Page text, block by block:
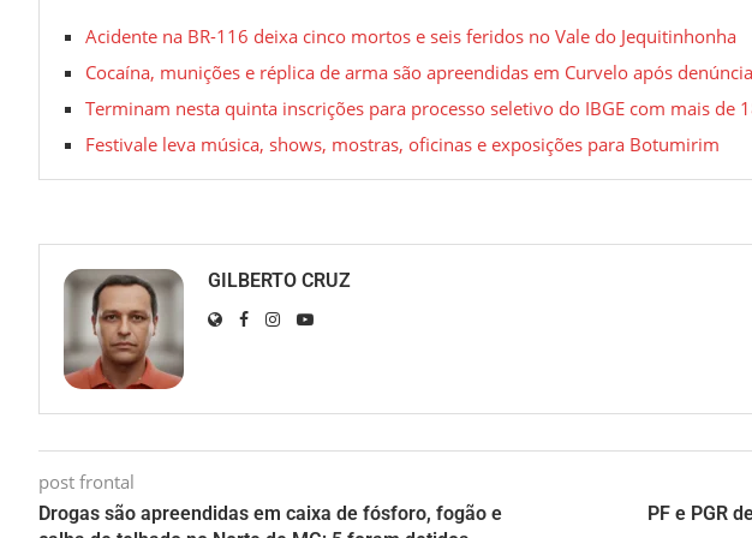
Acidente na BR-116 deixa cinco mortos e seis feridos no Vale do Jequitinhonha
Cocaína, munições e réplica de arma são apreendidas em Curvelo após
Terminam nesta quinta inscrições para processo seletivo do IBGE com mais de
Festivale leva música, shows, mostras, oficinas e exposições para Botumirim
GILBERTO CRUZ
post frontal
Drogas são apreendidas em caixa de fósforo, fogão e
PF e PGR